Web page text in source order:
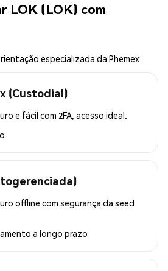
LOK (LOK) com
especializada da Phemex
(Custodial)
e fácil com 2FA, acesso ideal.
offline com segurança da seed
a longo prazo